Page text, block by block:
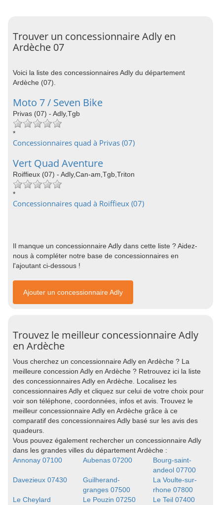
Trouver un concessionnaire Adly en
Ardèche 07
Voici la liste des concessionnaires Adly du département
Ardèche (07).
Moto 7 / Seven Bike
Privas (07) - Adly,Tgb
*
Concessionnaires quad à Privas (07)
Vert Quad Aventure
Roiffieux (07) - Adly,Can-am,Tgb,Triton
*
Concessionnaires quad à Roiffieux (07)
Il manque un concessionnaire Adly dans cette liste ? Aidez-
nous à compléter notre base de concessionnaires en
l'ajoutant ci-dessous !
Ajouter un concessionnaire Adly
Trouvez le meilleur concessionnaire Adly
en Ardèche
Vous cherchez un concessionnaire Adly en Ardèche ? La
meilleure concession Adly en Ardèche ? Retrouvez ici la liste
des concessionnaires Adly en Ardèche. Localisez les
concessionnaires Adly et cliquez sur celui de votre choix pour
voir son téléphone, coordonnées, infos et avis. Trouvez le
meilleur concessionnaire Adly en Ardèche grâce à ce
comparatif des concessionnaires Adly basé sur les avis des
quadeurs.
Vous pouvez également rechercher un concessionnaire Adly
dans les grandes villes du département Ardèche :
Annonay 07100
Aubenas 07200
Bourg-saint-
andeol 07700
Davezieux 07430
Guilherand-
granges 07500
La Voulte-sur-
rhone 07800
Le Cheylard
Le Pouzin 07250
Le Teil 07400